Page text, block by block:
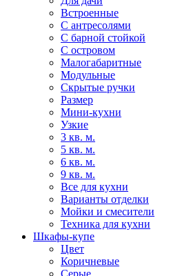
Встроенные
С антресолями
С барной стойкой
С островом
Малогабаритные
Модульные
Скрытые ручки
Размер
Мини-кухни
Узкие
3 кв. м.
5 кв. м.
6 кв. м.
9 кв. м.
Все для кухни
Варианты отделки
Мойки и смесители
Техника для кухни
Шкафы-купе
Цвет
Коричневые
Серые